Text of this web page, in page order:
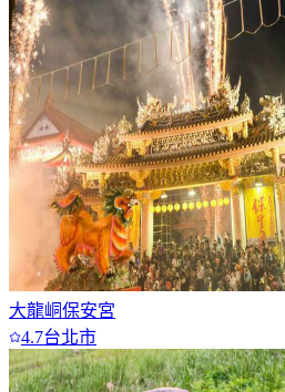
6
7+
大龍峒保安宮
4.7台北市